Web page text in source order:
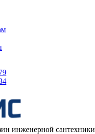
инженерной сантехники